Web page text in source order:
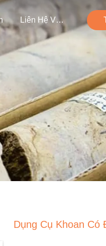
Liên Hệ Với Chúng Tôi
Dụng Cụ Khoan Có